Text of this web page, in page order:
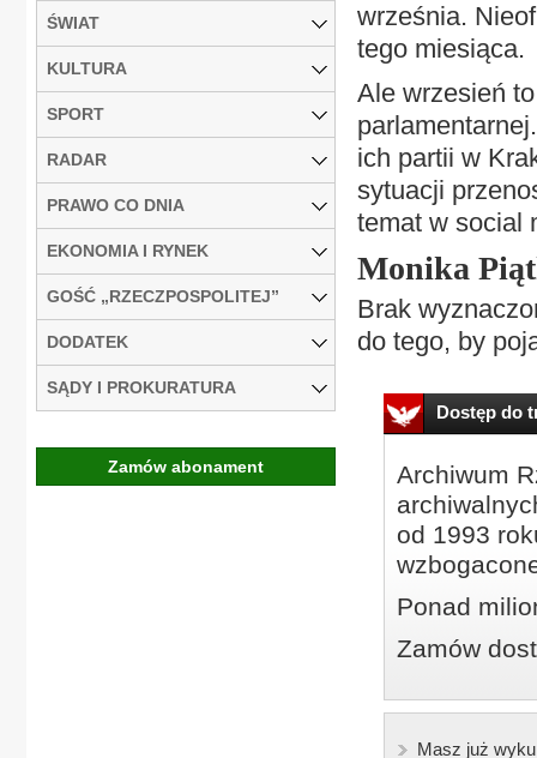
września.
tego miesiąca.
Ale wrzesień
ich partii w
sytuacji
temat w social
Monika
Brak
do tego, by
Dostęp do
Archiwum
od 1993
Ponad
Zamów
Masz już
ŚWIAT
KULTURA
SPORT
RADAR
PRAWO CO DNIA
EKONOMIA I RYNEK
GOŚĆ „RZECZPOSPOLITEJ”
DODATEK
SĄDY I PROKURATURA
Zamów abonament